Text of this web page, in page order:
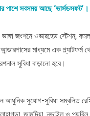
পাশে সবসময় আছে ‘ভার্সডসফট’।
জংশনে ওভারহেড স্টেশন,
মাধ্যমে এক
সুবিধা বাড়ানো হবে।
আধুনিক সুযোগ-সুবিধা সম্বলিত